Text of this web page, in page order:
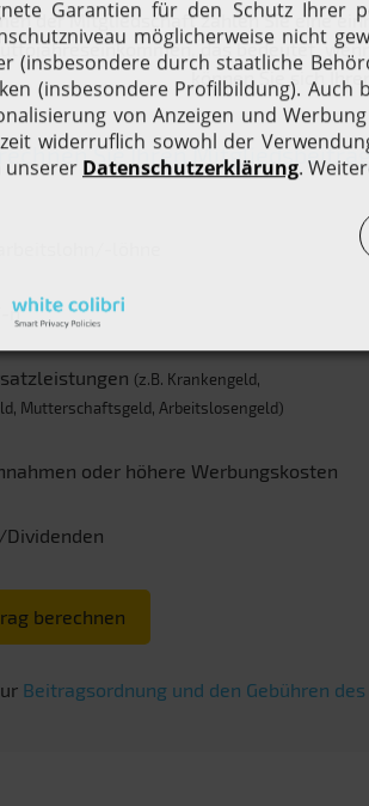
der Mitgliedschaft zahlen Sie eine
das bedeutet,
können Sie sich
Sie Ihren
n
(z.B. Krankengeld,
Mutterschaftsgeld, Arbeitslosengeld)
oder höhere Werbungskosten
Dividenden
berechnen
Beitragsordnung und den Gebühren